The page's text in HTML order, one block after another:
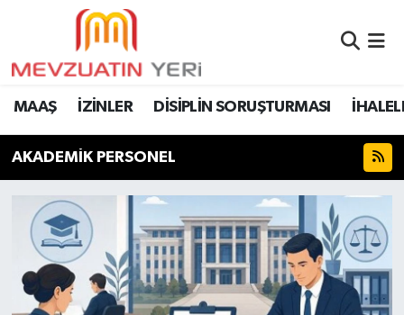
MAAŞ İZİNLER DİSİPLİN SORUŞTURMASI
AKADEMİK PERSONEL